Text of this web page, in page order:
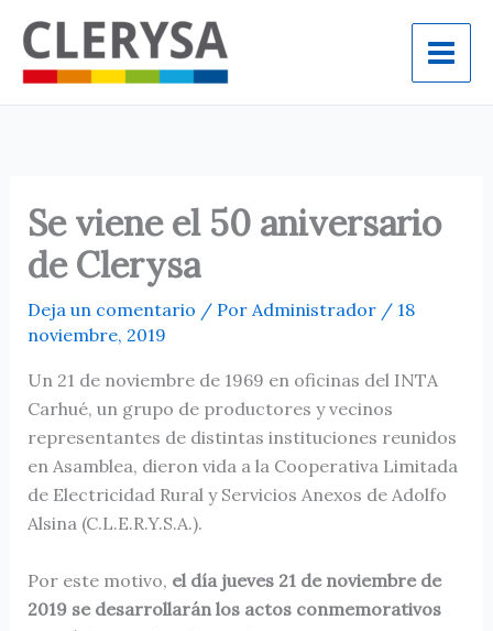
contenido
Se viene el 50 aniversario
de Clerysa
Deja un comentario / Por Administrador / 18
noviembre, 2019
Un 21 de noviembre de 1969 en oficinas del INTA
Carhué, un grupo de productores y vecinos
representantes de distintas instituciones reunidos
en Asamblea, dieron vida a la Cooperativa Limitada
de Electricidad Rural y Servicios Anexos de Adolfo
Alsina (C.L.E.R.Y.S.A.).
Por este motivo, el día jueves 21 de noviembre de
2019 se desarrollarán los actos conmemorativos